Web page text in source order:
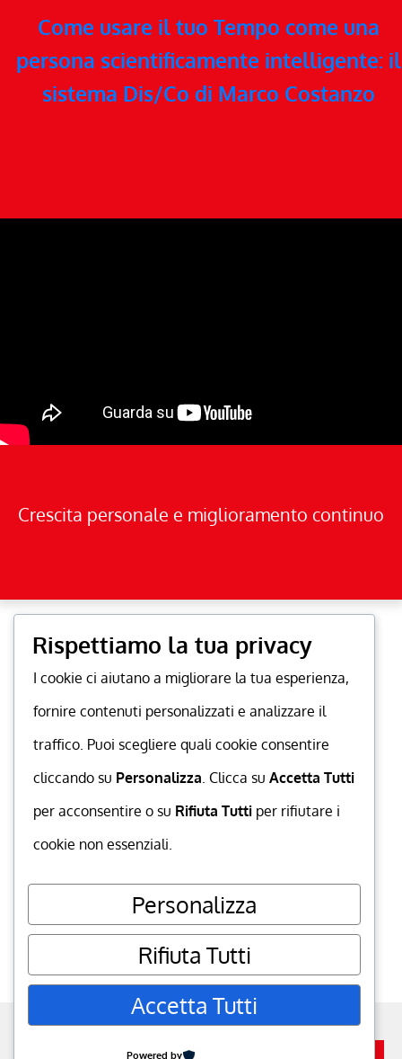
Come usare il tuo Tempo come una
persona scientificamente intelligente: il
sistema Dis/Co di Marco Costanzo
Crescita personale e miglioramento continuo
powered byMuccaGialla.com. P.IVA
Rispettiamo la tua privacy
I cookie ci aiutano a migliorare la tua esperienza,
fornire contenuti personalizzati e analizzare il
traffico. Puoi scegliere quali cookie consentire
cliccando su Personalizza. Clicca su Accetta Tutti
per acconsentire o su Rifiuta Tutti per rifiutare i
cookie non essenziali.
Personalizza
Rifiuta Tutti
Accetta Tutti
Powered by